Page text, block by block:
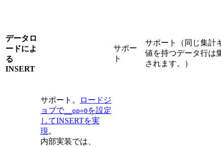
データロ
ードによ
る
INSERT
サポート。
ロードジ
ョブで__op=0 を設定
してINSERTを実
現 。
内部実装では、
サポー
ト
サポート（同じ集計
値を持つデータ行は
されます。）